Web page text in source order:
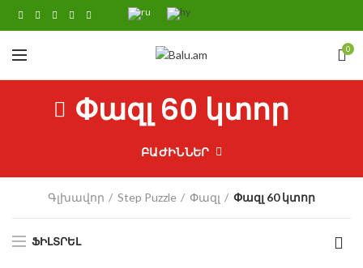
0
Փազլ 60 կտոր
ԲԱԺԻՆՆԵՐ
Գլխավոր Step Puzzle Փազլ Փազլ 60 կտոր
ՖԻԼՏՐԵԼ